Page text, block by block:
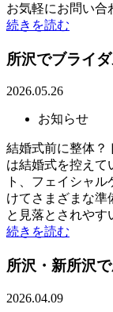
お気軽にお問い合
続きを読む
所沢でブライ
2026.05.26
お知らせ
結婚式前に整体？
は結婚式を控えて
ト、フェイシャ
けてさまざまな準
と見落とされやす
続きを読む
所沢・新所沢
2026.04.09